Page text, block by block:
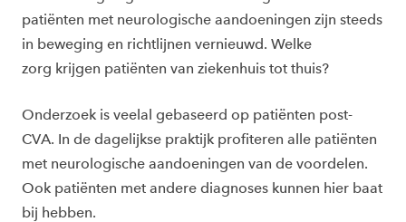
patiënten met neurologische aandoeningen zijn steeds
in beweging en richtlijnen vernieuwd. Welke
zorg krijgen patiënten van ziekenhuis tot thuis?
Onderzoek is veelal gebaseerd op patiënten post-
CVA. In de dagelijkse praktijk profiteren alle patiënten
met neurologische aandoeningen van de voordelen.
Ook patiënten met andere diagnoses kunnen hier baat
bij hebben.